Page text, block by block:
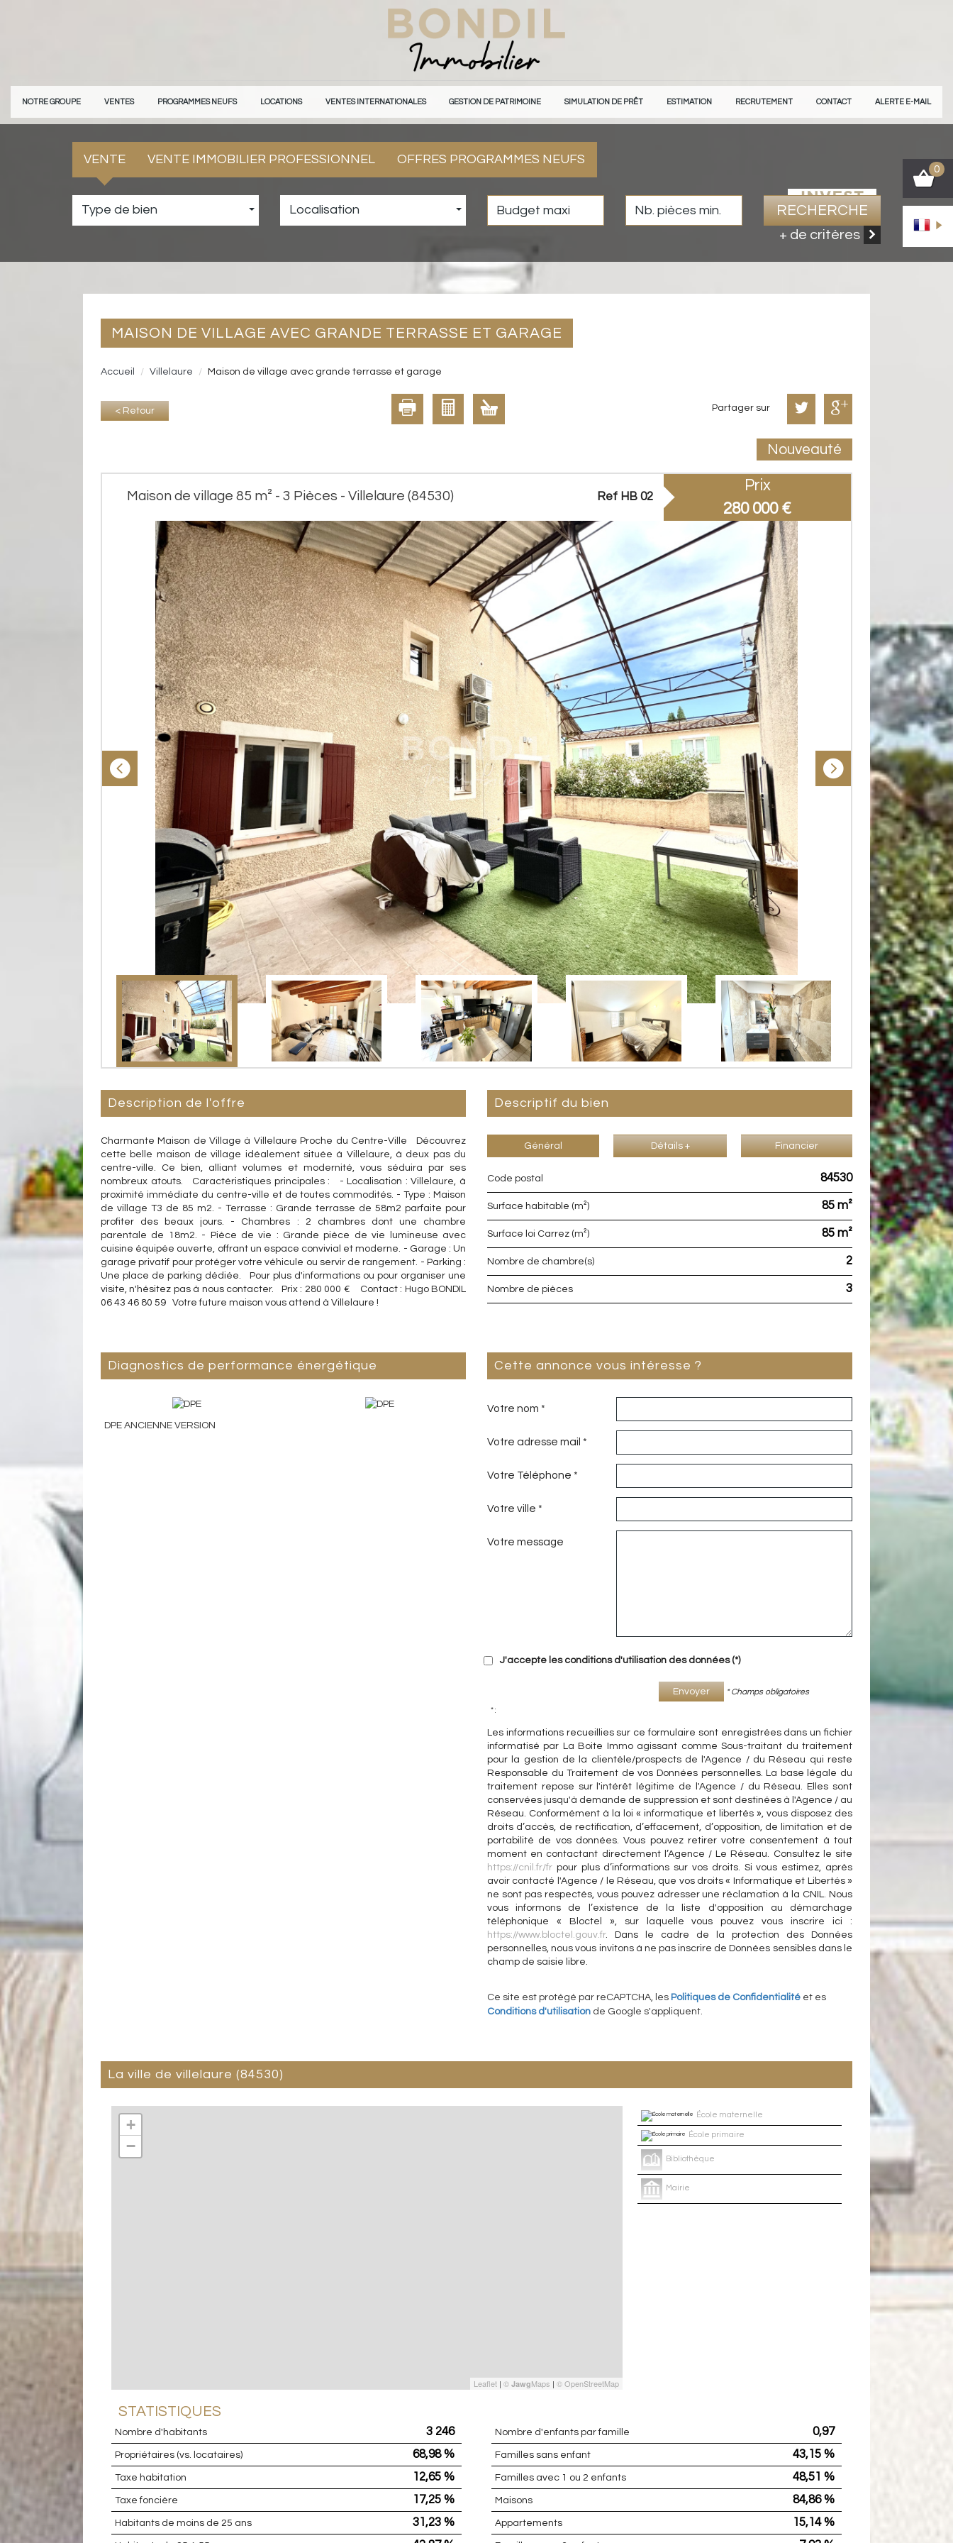
NOTRE GROUPE VENTES PROGRAMMES NEUFS LOCATIONS VENTES INTERNATIONALES GESTION DE PATRIMOINE SIMULATION DE PRÊT ESTIMATION RECRUTEMENT CONTACT ALERTE E-MAIL
0
VENTE VENTE IMMOBILIER PROFESSIONNEL OFFRES PROGRAMMES NEUFS
Type de bien Localisation RECHERCHE
+ de critères
MAISON DE VILLAGE AVEC GRANDE TERRASSE ET GARAGE
Accueil Villelaure Maison de village avec grande terrasse et garage
< Retour Partager sur
Nouveauté
Maison de village 85 m² - 3 Pièces - Villelaure (84530) Ref HB 02
Prix
280 000 €
description de l'offre
Charmante Maison de Village à Villelaure Proche du Centre-Ville Découvrez
cette belle maison de village idéalement située à Villelaure, à deux pas du
centre-ville. Ce bien, alliant volumes et modernité, vous séduira par ses
nombreux atouts. Caractéristiques principales : - Localisation : Villelaure, à
proximité immédiate du centre-ville et de toutes commodités. - Type : Maison
de village T3 de 85 m2. - Terrasse : Grande terrasse de 58m2 parfaite pour
profiter des beaux jours. - Chambres : 2 chambres dont une chambre
parentale de 18m2. - Pièce de vie : Grande pièce de vie lumineuse avec
cuisine équipée ouverte, offrant un espace convivial et moderne. - Garage : Un
garage privatif pour protéger votre véhicule ou servir de rangement. - Parking :
Une place de parking dédiée. Pour plus d'informations ou pour organiser une
visite, n'hésitez pas à nous contacter. Prix : 280 000 € Contact : Hugo BONDIL
06 43 46 80 59 Votre future maison vous attend à Villelaure !
descriptif du bien
Général Détails + Financier
Code postal 84530
Surface habitable (m²) 85 m²
Surface loi Carrez (m²) 85 m²
Nombre de chambre(s) 2
Nombre de pièces 3
diagnostics de performance énergétique
DPE ANCIENNE VERSION
cette annonce vous intéresse ?
Votre nom *
Votre adresse mail *
Votre Téléphone *
Votre ville *
Votre message
J'accepte les conditions d'utilisation des données (*)
Envoyer * Champs obligatoires
* :
Les informations recueillies sur ce formulaire sont enregistrées dans un fichier
informatisé par La Boite Immo agissant comme Sous-traitant du traitement
pour la gestion de la clientèle/prospects de l'Agence / du Réseau qui reste
Responsable du Traitement de vos Données personnelles. La base légale du
traitement repose sur l'intérêt légitime de l'Agence / du Réseau. Elles sont
conservées jusqu'à demande de suppression et sont destinées à l'Agence / au
Réseau. Conformément à la loi « informatique et libertés », vous disposez des
droits d’accès, de rectification, d’effacement, d’opposition, de limitation et de
portabilité de vos données. Vous pouvez retirer votre consentement à tout
moment en contactant directement l’Agence / Le Réseau. Consultez le site
https://cnil.fr/fr pour plus d’informations sur vos droits. Si vous estimez, après
avoir contacté l'Agence / le Réseau, que vos droits « Informatique et Libertés »
ne sont pas respectés, vous pouvez adresser une réclamation à la CNIL. Nous
vous informons de l’existence de la liste d'opposition au démarchage
téléphonique « Bloctel », sur laquelle vous pouvez vous inscrire ici :
https://www.bloctel.gouv.fr. Dans le cadre de la protection des Données
personnelles, nous vous invitons à ne pas inscrire de Données sensibles dans le
champ de saisie libre.
Ce site est protégé par reCAPTCHA, les Politiques de Confidentialité et es
Conditions d'utilisation de Google s'appliquent.
la ville de villelaure (84530)
+
−
Leaflet | © JawgMaps | © OpenStreetMap
École maternelle
École primaire
Bibliothèque
Mairie
STATISTIQUES
Nombre d'habitants 3 246
Propriétaires (vs. locataires) 68,98 %
Taxe habitation 12,65 %
Taxe foncière 17,25 %
Habitants de moins de 25 ans 31,23 %
Nombre d'enfants par famille 0,97
Familles sans enfant 43,15 %
Familles avec 1 ou 2 enfants 48,51 %
Maisons 84,86 %
Appartements 15,14 %